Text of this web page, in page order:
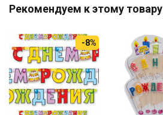
Рекомендуем к этому товару
-8%